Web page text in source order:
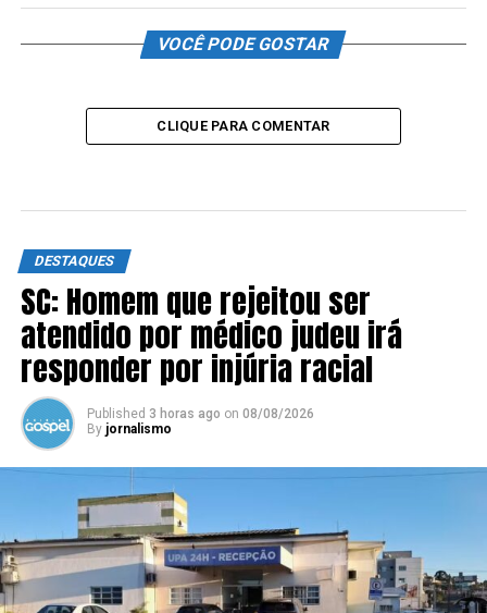
VOCÊ PODE GOSTAR
CLIQUE PARA COMENTAR
DESTAQUES
SC: Homem que rejeitou ser
atendido por médico judeu irá
responder por injúria racial
Published 3 horas ago on 08/08/2026
By jornalismo